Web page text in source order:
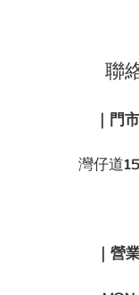
聯
｜門
灣仔道
｜營